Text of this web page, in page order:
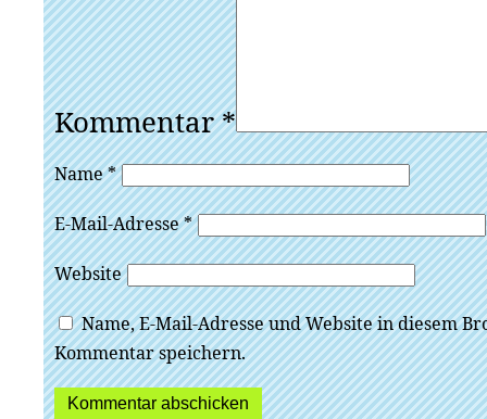
Kommentar*
Name*
E-Mail-Adresse*
Website
Name, E-Mail-Adresse und Website in diesem
Kommentar speichern.